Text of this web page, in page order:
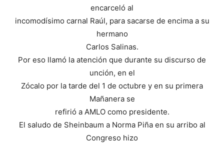
encarceló al
incomodísimo carnal Raúl, para sacarse de encima a su
hermano
Carlos Salinas.
Por eso llamó la atención que durante su discurso de
unción, en el
Zócalo por la tarde del 1 de octubre y en su primera
Mañanera se
refirió a AMLO como presidente.
El saludo de Sheinbaum a Norma Piña en su arribo al
Congreso hizo